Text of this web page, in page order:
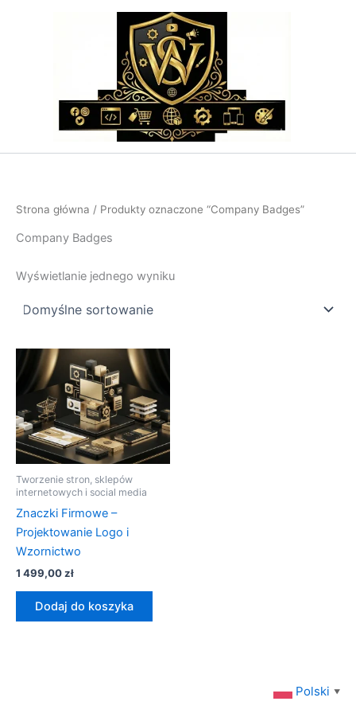
Strona główna / Produkty oznaczone “Company Badges”
Company Badges
Wyświetlanie jednego wyniku
Tworzenie stron, sklepów
internetowych i social media
Znaczki Firmowe –
Projektowanie Logo i
Wzornictwo
1 499,00zł
Dodaj do koszyka
Polski ▼